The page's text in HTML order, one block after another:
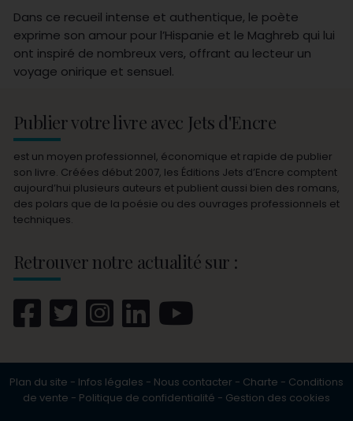
Dans ce recueil intense et authentique, le poète
exprime son amour pour l’Hispanie et le Maghreb qui lui
ont inspiré de nombreux vers, offrant au lecteur un
voyage onirique et sensuel.
Publier votre livre avec Jets d'Encre
est un moyen professionnel, économique et rapide de publier
son livre. Créées début 2007, les Éditions Jets d’Encre comptent
aujourd’hui plusieurs auteurs et publient aussi bien des romans,
des polars que de la poésie ou des ouvrages professionnels et
techniques.
Retrouver notre actualité sur :
Plan du site - Infos légales - Nous contacter - Charte - Conditions
de vente - Politique de confidentialité - Gestion des cookies